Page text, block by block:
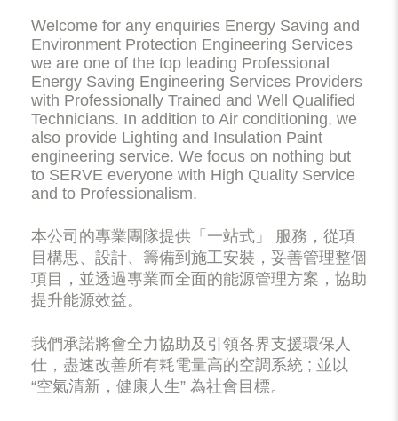
Welcome for any enquiries Energy Saving and
Environment Protection Engineering Services
we are one of the top leading Professional
Energy Saving Engineering Services Providers
with Professionally Trained and Well Qualified
Technicians. In addition to Air conditioning, we
also provide Lighting and Insulation Paint
engineering service. We focus on nothing but
to SERVE everyone with High Quality Service
and to Professionalism.
本公司的專業團隊提供「一站式」 服務，從項
目構思、設計、籌備到施工安裝，妥善管理整個
項目，並透過專業而全面的能源管理方案，協助
提升能源效益。
我們承諾將會全力協助及引領各界支援環保人
仕，盡速改善所有耗電量高的空調系統 ; 並以
“空氣清新，健康人生” 為社會目標。